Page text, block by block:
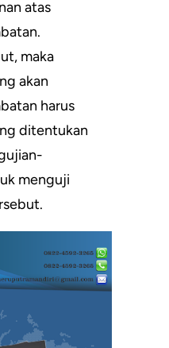
atas
maka
akan
harus
ditentukan
menguji